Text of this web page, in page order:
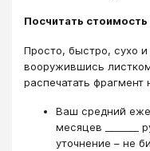
Посчитать
Просто, быстро, сухо
вооружившись
распечатать фрагмент
Ваш средний
месяцев _______
уточнение – не